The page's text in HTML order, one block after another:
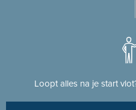
Loopt alles na je start